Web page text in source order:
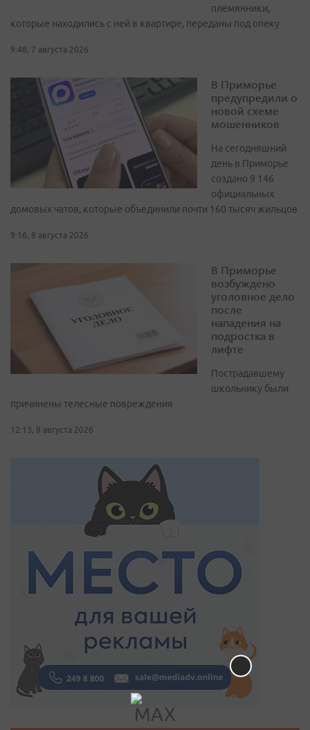
племянники,
которые находились с ней в квартире, переданы под опеку
9:48, 7 августа 2026
В Приморье
предупредили о
новой схеме
мошенников
На сегодняшний
день в Приморье
создано 9 146
официальных
домовых чатов, которые объединили почти 160 тысяч жильцов
9:16, 8 августа 2026
В Приморье
возбуждено
уголовное дело
после
нападения на
подростка в
лифте
Пострадавшему
школьнику были
причинены телесные повреждения
12:13, 8 августа 2026